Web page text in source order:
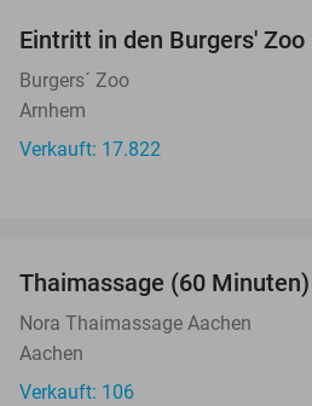
Eintritt in den Burgers' Zoo
Burgers´ Zoo
Arnhem
Verkauft: 17.822
Thaimassage (60
Nora Thaimassage Aachen
Aachen
Verkauft: 106